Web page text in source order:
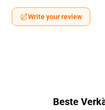
Write your review
Beste